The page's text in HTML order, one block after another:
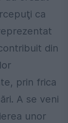
ca
din
prin frica
A se veni
unor